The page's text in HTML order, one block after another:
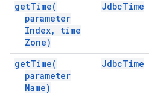
getTime(
parameter
Index,
time
Zone)
JdbcTime
getTime(
parameter
Name)
JdbcTime